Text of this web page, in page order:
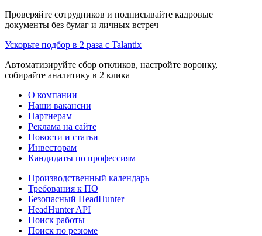
Проверяйте сотрудников и подписывайте кадровые
документы без бумаг и личных встреч
Ускорьте подбор в 2 раза с Talantix
Автоматизируйте сбор откликов, настройте воронку,
собирайте аналитику в 2 клика
О компании
Наши вакансии
Партнерам
Реклама на сайте
Новости и статьи
Инвесторам
Кандидаты по профессиям
Производственный календарь
Требования к ПО
Безопасный HeadHunter
HeadHunter API
Поиск работы
Поиск по резюме